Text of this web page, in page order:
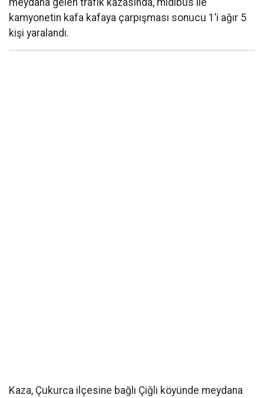
meydana gelen trafik kazasında, midibüs ile
kamyonetin kafa kafaya çarpışması sonucu 1’i ağır 5
kişi yaralandı.
Kaza, Çukurca ilçesine bağlı Çiğli köyünde meydana